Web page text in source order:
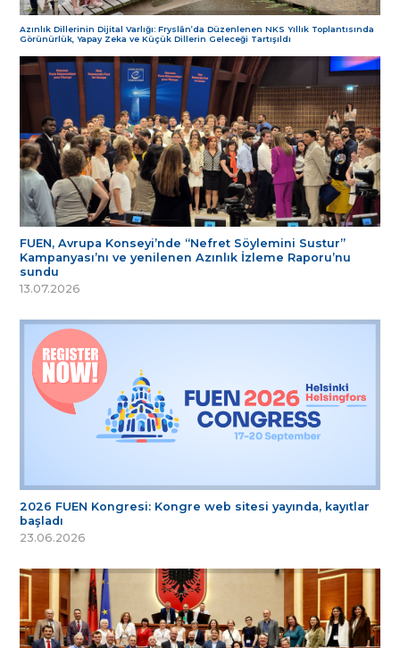
Azınlık Dillerinin Dijital Varlığı: Fryslân’da Düzenlenen NKS Yıllık Toplantısında
Görünürlük, Yapay Zeka ve Küçük Dillerin Geleceği Tartışıldı
FUEN, Avrupa Konseyi’nde “Nefret Söylemini Sustur”
Kampanyası’nı ve yenilenen Azınlık İzleme Raporu’nu
sundu
13.07.2026
2026 FUEN Kongresi: Kongre web sitesi yayında, kayıtlar
başladı
23.06.2026